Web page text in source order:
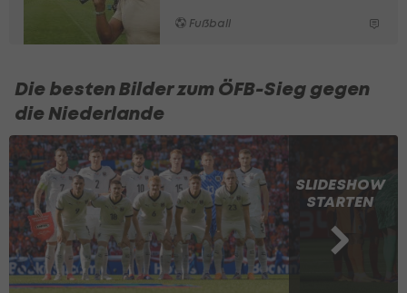
Fußball
Die besten Bilder zum ÖFB-Sieg gegen
die Niederlande
SLIDESHOW
STARTEN